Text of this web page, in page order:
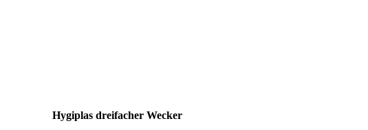
Hygiplas dreifacher Wecker